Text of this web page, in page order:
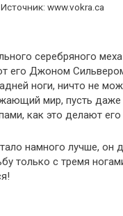
Источник: www.vokra.ca
серебряного
его Джоном
ноги, ничто не
мир, пусть даже
как это делают его
намного лучше, он
только с тремя